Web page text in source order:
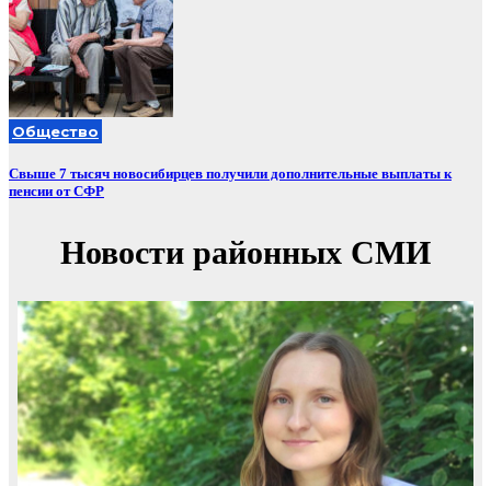
Общество
Свыше 7 тысяч новосибирцев получили дополнительные выплаты к
пенсии от СФР